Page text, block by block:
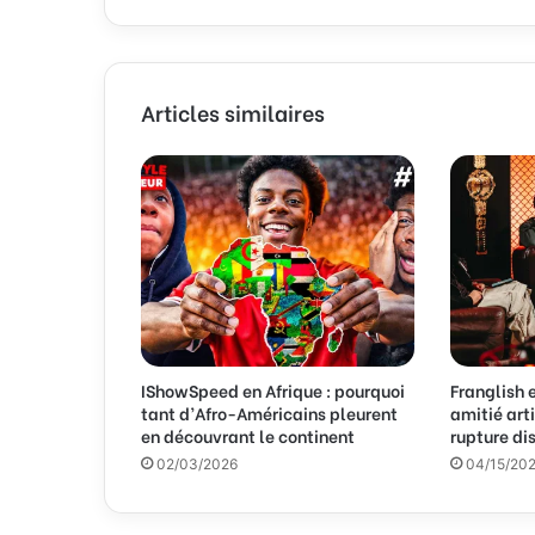
o
r
a
d
r
e
s
s
e
E
m
a
i
l
Articles similaires
IShowSpeed en Afrique : pourquoi
tant d’Afro-Américains pleurent
en découvrant le continent
02/03/2026
Franglish
amitié
rupture
04/15/